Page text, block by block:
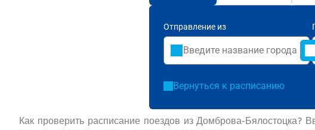
Отправление из
Вернуться к расписанию
Как проверить расписание поездов из Домброва-Бялостоцка?